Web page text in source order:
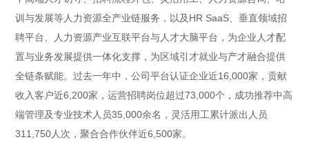
训与发展等人力资源全产业链服务，以及HR SaaS、垂直领域招
聘平台、人力资源产业互联平台与人才大脑平台，为企业人才配
置与业务发展提供一体化支撑，为区域引才就业与产才融合提供
全链条赋能。过去一年中，公司平台认证企业近16,000家，贡献
收入客户近6,200家，运营招聘岗位超过73,000个，成功推荐中高
端管理及专业技术人员35,000余名，灵活用工累计派出人员
311,750人次，聚合合作伙伴近6,500家。